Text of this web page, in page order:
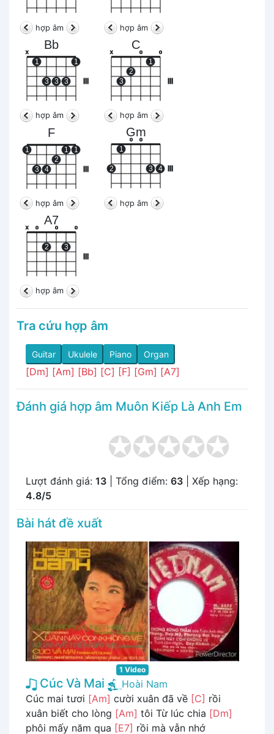
hợp âm hợp âm
Bb
III
x
1
3 3 3
1
hợp âm
C
x
3
2
o
1
o
hợp âm
F
III
1
3 4
2
1 1
hợp âm
Gm
2
1
o o
3 4
hợp âm
A7
III
x o
2
o
3
o
hợp âm
Tra cứu hợp âm
Guitar Ukulele Piano Organ
[Dm] [Am] [Bb] [C] [F] [Gm] [A7]
Đánh giá hợp âm Muôn Kiếp Là Anh Em
Lượt đánh giá: 13 | Tổng điểm: 63 | Xếp hạng:
4.8/5
Bài hát đề xuất
1 Video
Cúc Và Mai
Hoài Nam
Cúc mai tươi [Am] cười xuân đã về [C] rồi
xuân biết cho lòng [Am] tôi Từ lúc chia [Dm]
phôi mấy năm qua [E7] rồi mà vẫn nhớ